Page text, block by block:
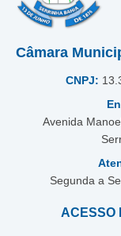
Câmara
CNPJ:
Avenida
Segunda a
ACESSO